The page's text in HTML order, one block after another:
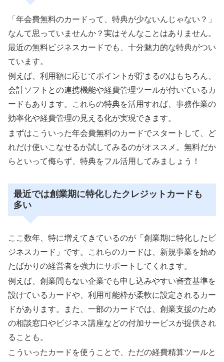
「年会費無料のカードって、特典が少ないんじゃない？」
なんて思っていませんか？実はそんなことはありません。
最近の無料ビジネスカードでも、十分魅力的な特典がつい
ています。
例えば、利用額に応じてポイントが貯まるのはもちろん、
会計ソフトとの連携機能や経費管理ツールが付いているカ
ードもあります。これらの特典を活用すれば、事務作業の
効率化や経費管理の見える化が実現できます。
まずはこういった年会費無料のカードでスタートして、ど
れだけ使いこなせるか試してみるのがオススメ。無料だか
らといって侮らず、特典をフル活用してみましょう！
最近では創業期に特化したクレジットカードも
多い
ここ数年、特に増えてきているのが「創業期に特化したビ
ジネスカード」です。これらのカードは、新規事業を始め
たばかりの経営者を強力にサポートしてくれます。
例えば、創業間もない企業でも申し込みやすい審査基準を
設けているカードや、利用可能枠が柔軟に設定されるカー
ドがあります。また、一部のカードでは、創業支援のため
の相談窓口やビジネス講座などの付加サービスが提供され
ることも。
こういったカードを使うことで、ただの経費精算ツールと